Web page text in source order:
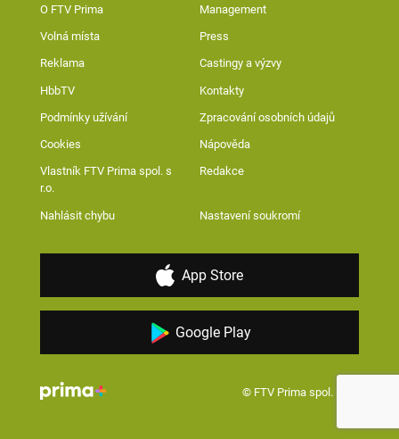
O FTV Prima Management
Volná místa Press
Reklama Castingy a výzvy
HbbTV Kontakty
Podmínky užívání Zpracování osobních údajů
Cookies Nápověda
Vlastník FTV Prima spol. s
r.o.
Redakce
Nahlásit chybu Nastavení soukromí
App Store
Google Play
© FTV Prima spol. s r.o.